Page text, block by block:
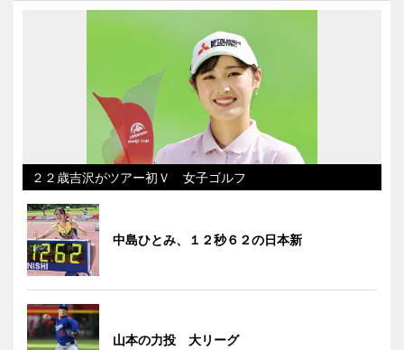
２２歳吉沢がツアー初Ｖ 女子ゴルフ
中島ひとみ、１２秒６２の日本新
山本の力投 大リーグ